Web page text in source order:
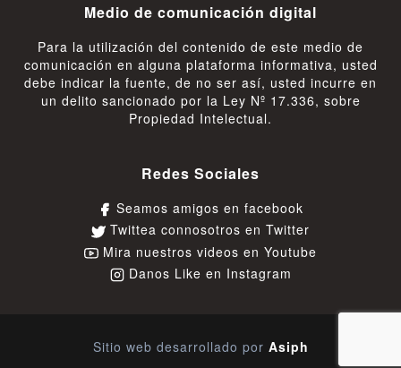
Medio de comunicación digital
Para la utilización del contenido de este medio de
comunicación en alguna plataforma informativa, usted
debe indicar la fuente, de no ser así, usted incurre en
un delito sancionado por la Ley Nº 17.336, sobre
Propiedad Intelectual.
Redes Sociales
Seamos amigos en facebook
Twittea connosotros en Twitter
Mira nuestros videos en Youtube
Danos Like en Instagram
Sitio web desarrollado por Asiph